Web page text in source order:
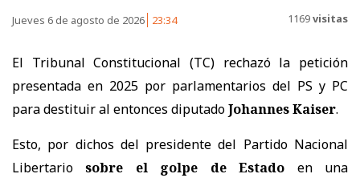
Jueves 6 de agosto de 2026 23:34 1169visitas
El Tribunal Constitucional (TC) rechazó la petición
presentada en 2025 por parlamentarios del PS y PC
para destituir al entonces diputadoJohannes Kaiser.
Esto, por dichos del presidente del Partido Nacional
Libertario sobre el golpe de Estado en una